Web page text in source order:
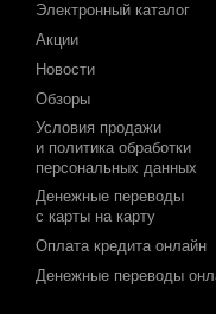
Электронный каталог
Акции
Новости
Обзоры
Условия продажи
и политика обработки
персональных данных
Денежные переводы
с карты на карту
Оплата кредита онлайн
Денежные переводы